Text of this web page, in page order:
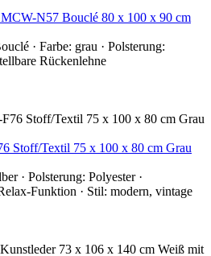
N57 Bouclé 80 x 100 x 90 cm
· Farbe: grau · Polsterung:
Rückenlehne
Stoff/Textil 75 x 100 x 80 cm Grau
· Polsterung: Polyester ·
Funktion · Stil: modern, vintage